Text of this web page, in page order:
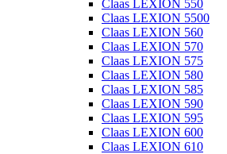
Claas LEXION 550
Claas LEXION 5500
Claas LEXION 560
Claas LEXION 570
Claas LEXION 575
Claas LEXION 580
Claas LEXION 585
Claas LEXION 590
Claas LEXION 595
Claas LEXION 600
Claas LEXION 610